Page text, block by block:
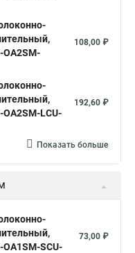
108,00 ₽
LCU-
192,60 ₽
Показать больше
SCU-
73,00 ₽